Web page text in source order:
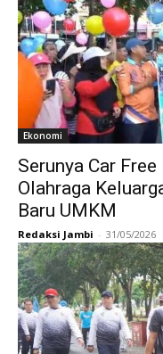
Ekonomi
Serunya Car
Olahraga
Baru UMKM
Redaksi Jambi - 31/05/2026